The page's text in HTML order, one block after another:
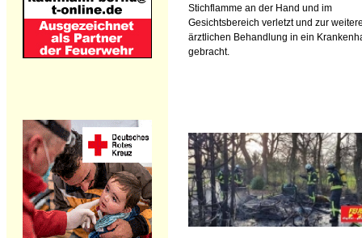
Stichflamme an der Hand und im
Gesichtsbereich verletzt und zur
ärztlichen Behandlung in ein
gebracht.